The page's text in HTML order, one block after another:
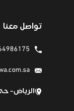
تواصل معنا
الرياض-